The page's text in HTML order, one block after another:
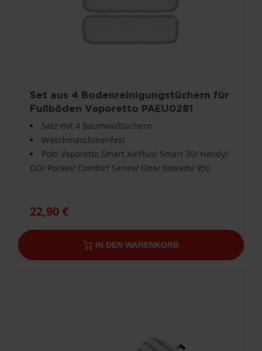
Set aus 4 Bodenreinigungstüchern für
Fußböden Vaporetto PAEU0281
Satz mit 4 Baumwolltüchern
Waschmaschinenfest
Polti Vaporetto Smart AirPlus/ Smart 30/ Handy/
GO/ Pocket/ Comfort Series/ One/ Xsteam/ 950
22,90 €
IN DEN WARENKORB